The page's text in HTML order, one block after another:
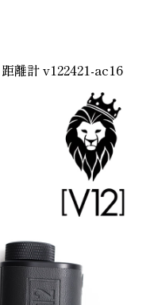
離計 v122421-ac16